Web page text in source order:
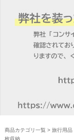
商品カテゴリ一覧 > 旅行用品
枚収納